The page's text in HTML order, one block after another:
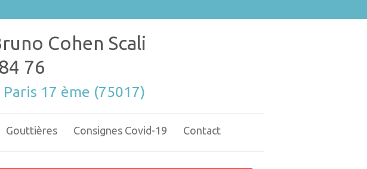
Cohen Scali
76
17 ème (75017)
Gouttières Consignes Covid-19 Contact